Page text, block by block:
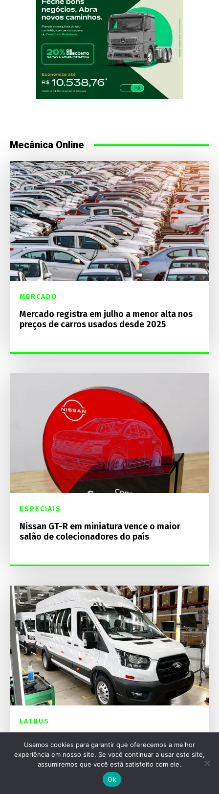
Mecânica Online
MERCADO
Mercado registra em julho a menor alta nos
preços de carros usados desde 2025
ESPECIAIS
Nissan GT-R em miniatura vence o maior
salão de colecionadores do país
LATBUS
para a Lat.Bus 2026
Usamos cookies para garantir que oferecemos a melhor
experiência em nosso site. Se você continuar a usar este site,
assumiremos que você está satisfeito com ele.
Ok